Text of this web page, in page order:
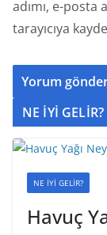
adımı, e-
tarayıcıya
NE İYİ GELİR?
NE İYİ GELİR?
Havuç